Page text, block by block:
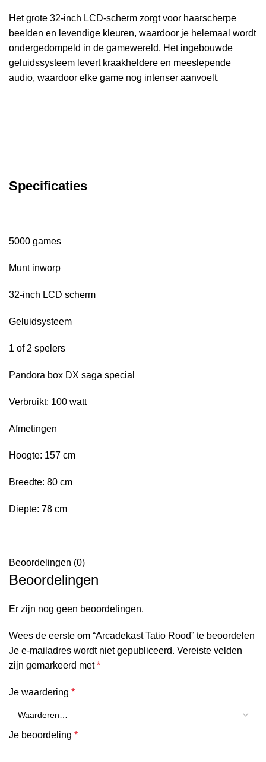
Het grote 32-inch LCD-scherm zorgt voor haarscherpe
beelden en levendige kleuren, waardoor je helemaal wordt
ondergedompeld in de gamewereld. Het ingebouwde
geluidssysteem levert kraakheldere en meeslepende
audio, waardoor elke game nog intenser aanvoelt.
Specificaties
5000 games
Munt inworp
32-inch LCD scherm
Geluidsysteem
1 of 2 spelers
Pandora box DX saga special
Verbruikt: 100 watt
Afmetingen
Hoogte: 157 cm
Breedte: 80 cm
Diepte: 78 cm
Beoordelingen (0)
Beoordelingen
Er zijn nog geen beoordelingen.
Wees de eerste om “Arcadekast Tatio Rood” te beoordelen
Je e-mailadres wordt niet gepubliceerd. Vereiste velden
zijn gemarkeerd met*
Je waardering *
Je beoordeling *